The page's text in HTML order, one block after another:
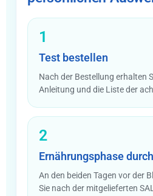
1
Test bestellen
Nach der Bestellung erhalten
Anleitung und die Liste der
2
Ernährungsphase
An den beiden Tagen vor der
Sie nach der mitgelieferten